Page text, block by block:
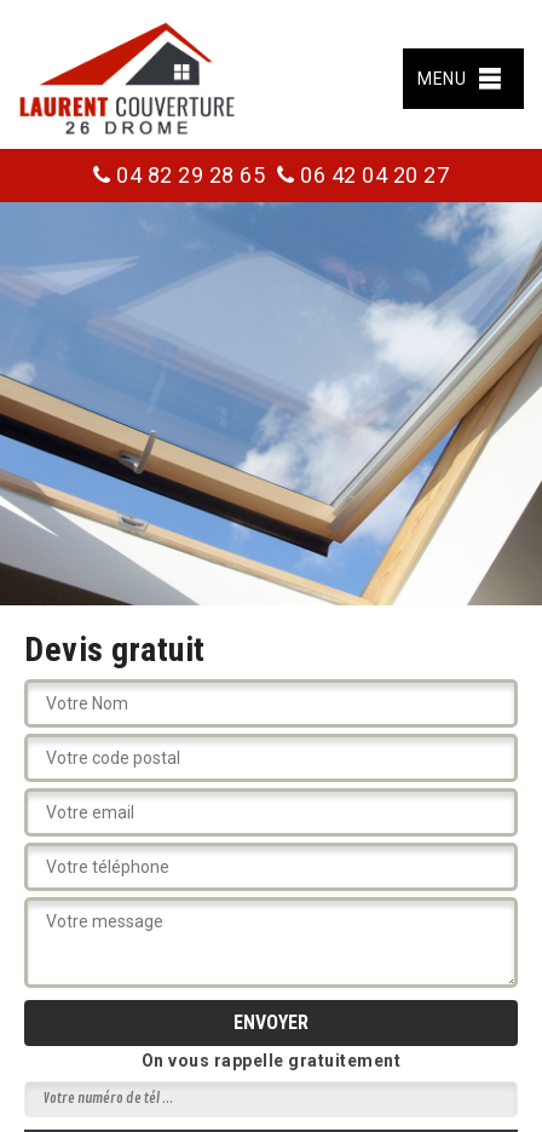
MENU
04 82 29 28 65 06 42 04 20 27
Devis gratuit
On vous rappelle gratuitement